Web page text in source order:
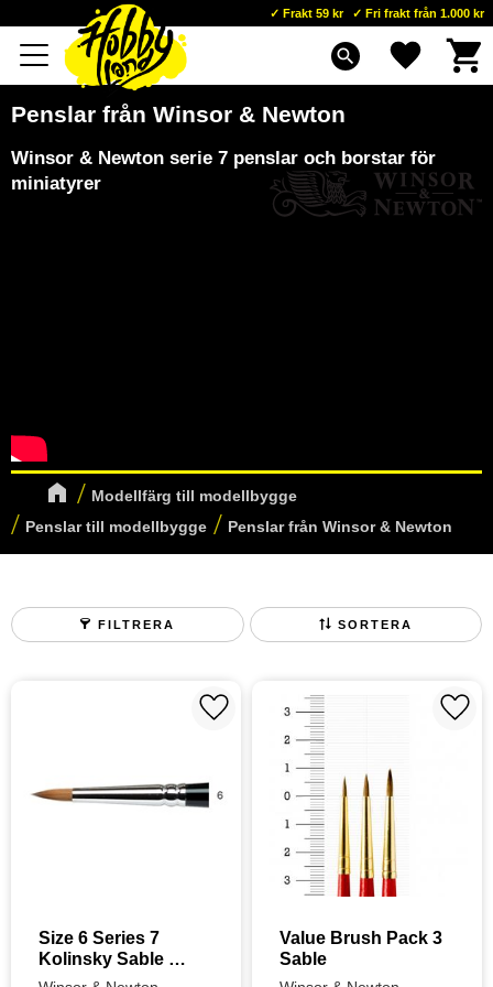
Meny
Frakt 59 kr Fri frakt från 1.000 kr
search Favoriter
Penslar från Winsor & Newton
Modellfärg till modellbygge
Penslar till modellbygge
Penslar från Winsor & Newton
Winsor & Newton serie 7 penslar och borstar för
miniatyrer
FILTRERA SORTERA
Size 6 Series 7
Kolinsky Sable
Brush - Miniature
Lägg till i favoriter
Value Brush Pack 3
Sable